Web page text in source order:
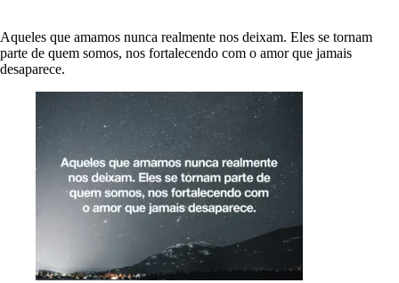
Aqueles que amamos nunca realmente nos deixam. Eles se tornam
parte de quem somos, nos fortalecendo com o amor que jamais
desaparece.